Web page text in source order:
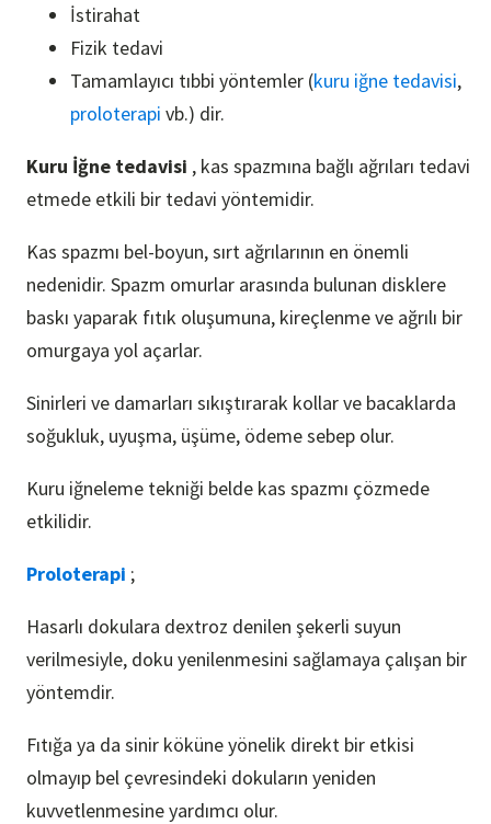
İstirahat
Fizik tedavi
Tamamlayıcı tıbbi yöntemler (kuru iğne tedavisi,
proloterapi vb.) dir.
Kuru İğne tedavisi , kas spazmına bağlı ağrıları tedavi
etmede etkili bir tedavi yöntemidir.
Kas spazmı bel-boyun, sırt ağrılarının en önemli
nedenidir. Spazm omurlar arasında bulunan disklere
baskı yaparak fıtık oluşumuna, kireçlenme ve ağrılı bir
omurgaya yol açarlar.
Sinirleri ve damarları sıkıştırarak kollar ve bacaklarda
soğukluk, uyuşma, üşüme, ödeme sebep olur.
Kuru iğneleme tekniği belde kas spazmı çözmede
etkilidir.
Proloterapi ;
Hasarlı dokulara dextroz denilen şekerli suyun
verilmesiyle, doku yenilenmesini sağlamaya çalışan bir
yöntemdir.
Fıtığa ya da sinir köküne yönelik direkt bir etkisi
olmayıp bel çevresindeki dokuların yeniden
kuvvetlenmesine yardımcı olur.